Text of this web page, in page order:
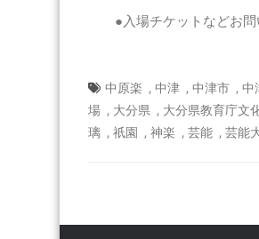
●入場チケットなどお問
097-
中原楽 , 中津 , 中津市 , 中
場 , 大分県 , 大分県教育庁文
璃 , 祇園 , 神楽 , 芸能 , 芸能